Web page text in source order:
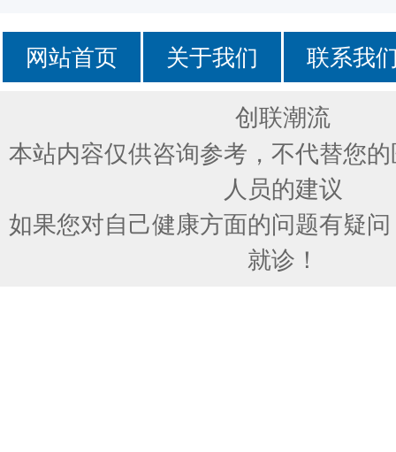
网站首页 关于我们 联系我
创联潮流
本站内容仅供咨询参考，不代替您
人员的建议
如果您对自己健康方面的问题有疑
就诊！